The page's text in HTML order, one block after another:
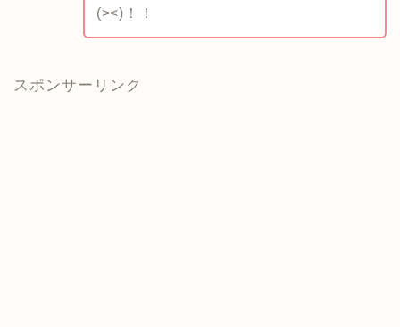
(><)！！
スポンサーリンク